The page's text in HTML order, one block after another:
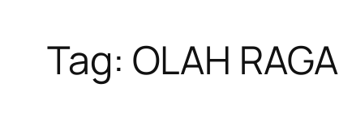
Tag: OLAH RAGA